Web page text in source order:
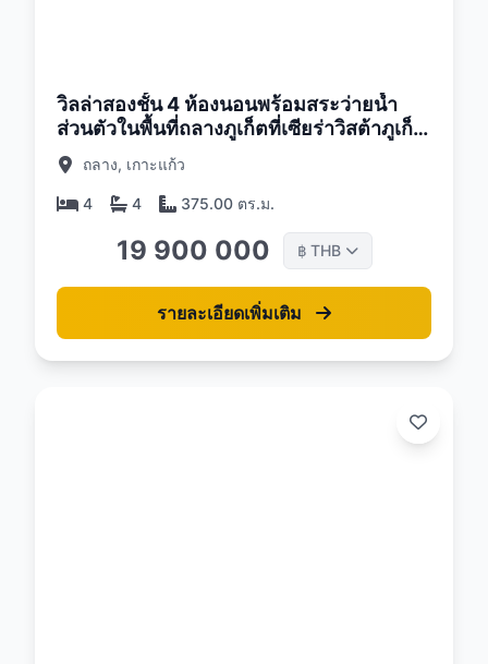
วิลล่าสองชั้น 4 ห้องนอนพร้อมสระว่ายน้ำ
ส่วนตัวในพื้นที่ถลางภูเก็ตที่เซียร่าวิสต้าภูเก็ต
วิลล่า
ถลาง, เกาะแก้ว
4 4 375.00 ตร.ม.
19 900 000 ฿ THB
รายละเอียดเพิ่มเติม